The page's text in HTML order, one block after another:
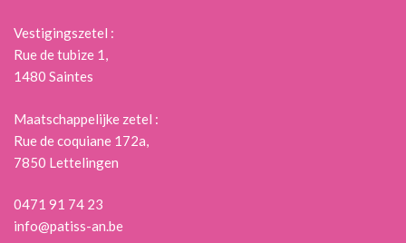
Vestigingszetel :
Rue de tubize 1,
1480 Saintes
Maatschappelijke zetel :
Rue de coquiane 172a,
7850 Lettelingen
0471 91 74 23
info@patiss-an.be